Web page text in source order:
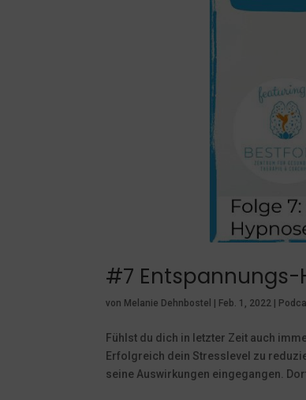
#7 Entspannungs-
von Melanie Dehnbostel | Feb. 1, 2022 |
Fühlst du dich in letzter Zeit auch
Erfolgreich dein Stresslevel zu
seine Auswirkungen eingegangen.